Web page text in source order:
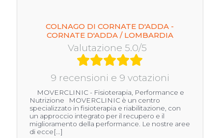
COLNAGO DI CORNATE D'ADDA -
CORNATE D'ADDA / LOMBARDIA
Valutazione 5.0/5
9 recensioni e 9 votazioni
MOVERCLINIC - Fisioterapia, Performance e
Nutrizione MOVERCLINIC è un centro
specializzato in fisioterapia e riabilitazione, con
un approccio integrato per il recupero e il
miglioramento della performance. Le nostre aree
di ecce[...]